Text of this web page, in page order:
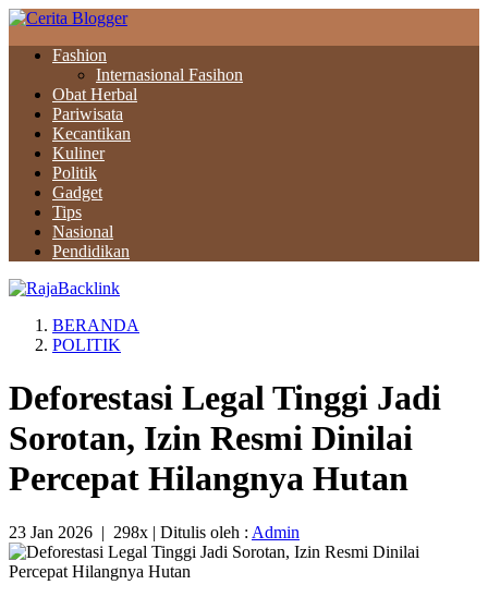
Fashion
Internasional Fasihon
Obat Herbal
Pariwisata
Kecantikan
Kuliner
Politik
Gadget
Tips
Nasional
Pendidikan
BERANDA
POLITIK
Deforestasi Legal Tinggi Jadi
Sorotan, Izin Resmi Dinilai
Percepat Hilangnya Hutan
23 Jan 2026 | 298x | Ditulis oleh : Admin